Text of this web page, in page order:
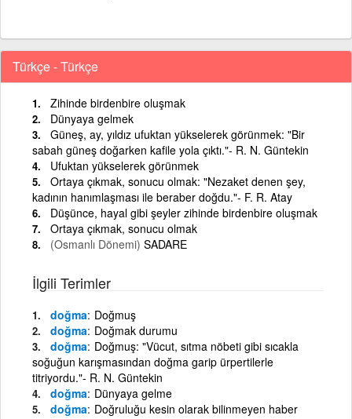
Türkçe - Türkçe
Zihinde birdenbire oluşmak
Dünyaya gelmek
Güneş, ay, yıldız ufuktan yükselerek görünmek: "Bir
sabah güneş doğarken kafile yola çıktı."- R. N. Güntekin
Ufuktan yükselerek görünmek
Ortaya çıkmak, sonucu olmak: "Nezaket denen şey,
kadının hanımlaşması ile beraber doğdu."- F. R. Atay
Düşünce, hayal gibi şeyler zihinde birdenbire oluşmak
Ortaya çıkmak, sonucu olmak
(Osmanlı Dönemi) SADARE
İlgili Terimler
doğma Doğmuş
doğma Doğmak durumu
doğma Doğmuş: "Vücut, sıtma nöbeti gibi sıcakla
soğuğun karışmasından doğma garip ürpertilerle
titriyordu."- R. N. Güntekin
doğma Dünyaya gelme
doğma Doğruluğu kesin olarak bilinmeyen haber